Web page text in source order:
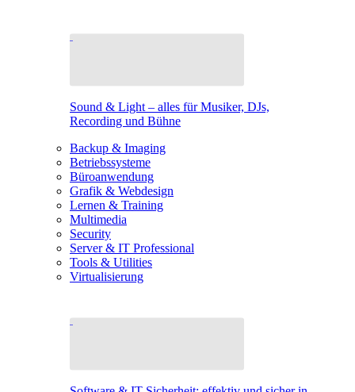
Sound & Light – alles für Musiker, DJs,
Recording und Bühne
Backup & Imaging
Betriebssysteme
Büroanwendung
Grafik & Webdesign
Lernen & Training
Multimedia
Security
Server & IT Professional
Tools & Utilities
Virtualisierung